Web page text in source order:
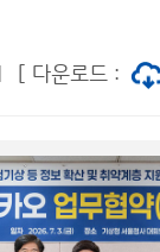
그동안 태풍으
으로, 여름철
역이다.
[ 다운로드 :